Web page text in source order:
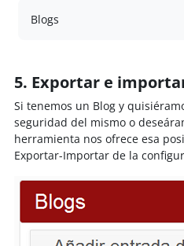
Blogs
5. Exportar e
Si tenemos un Blog y
seguridad del mismo o
herramienta nos ofrece esa
Exportar-Importar de la